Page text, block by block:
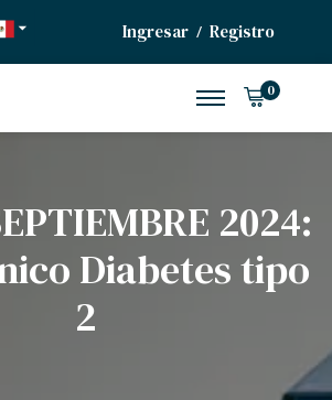
Ingresar / Registro
0
2024:
Diabetes tipo
2